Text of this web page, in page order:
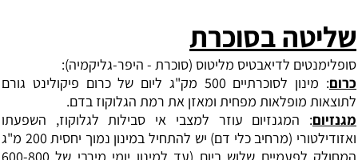
שליטה בסוכרת
סופלימנטים לדיאבטיס מליטוס (סוכרת - היפר-גליקמיה):
כרום
: מינון לסוכרתיים 500 מק"ג ליום של כרום פיקולינט גורם
לתוצאות מופלאות מפחית ומאזן את רמת הגלוקוז בדם.
מגנזיום: המגנזיום עוזר למצבי אי סבילות לגלוקוז, השפעתו
ואזודילטורי (מרחיב כלי דם) יש להתחיל במינון נמוך יחסית 200 מ"ג
המחולק לפעמיים שלוש ביום (עד למינון יומי מירבי של 600-800